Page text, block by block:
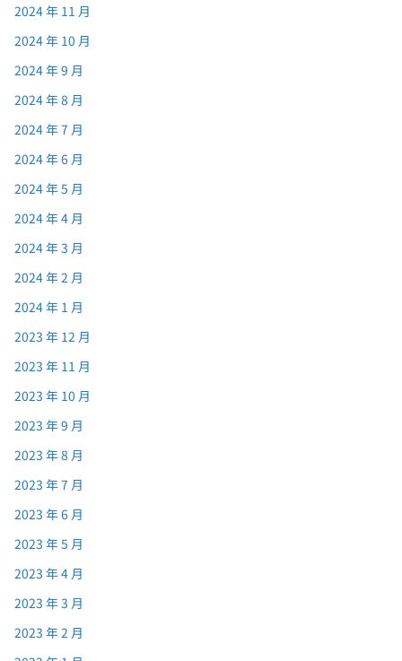
2024 年 11 月
2024 年 10 月
2024 年 9 月
2024 年 8 月
2024 年 7 月
2024 年 6 月
2024 年 5 月
2024 年 4 月
2024 年 3 月
2024 年 2 月
2024 年 1 月
2023 年 12 月
2023 年 11 月
2023 年 10 月
2023 年 9 月
2023 年 8 月
2023 年 7 月
2023 年 6 月
2023 年 5 月
2023 年 4 月
2023 年 3 月
2023 年 2 月